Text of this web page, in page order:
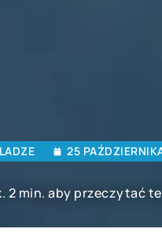
25
2 min. aby przeczytać